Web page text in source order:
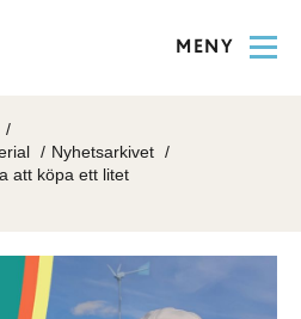
MENY
Nyhetsarkivet
att köpa ett litet